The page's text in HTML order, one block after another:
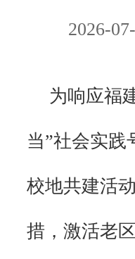
2026-
为响应福
当”社会实践
校地共建活
措，激活老